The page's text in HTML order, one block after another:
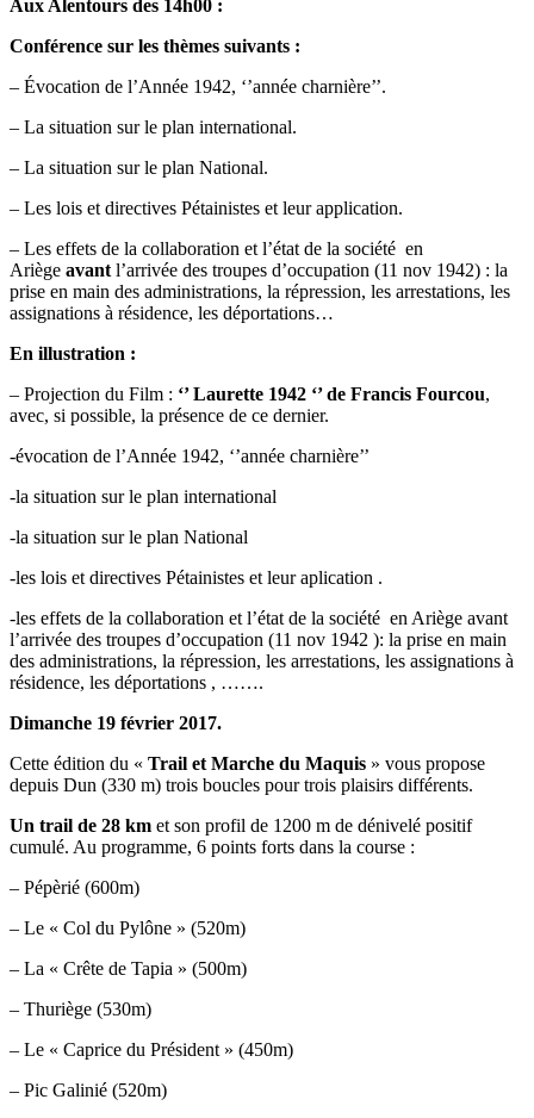
Aux Alentours des 14h00 :
Conférence sur les thèmes suivants :
– Évocation de l’Année 1942, ‘’année charnière’’.
– La situation sur le plan international.
– La situation sur le plan National.
– Les lois et directives Pétainistes et leur application.
– Les effets de la collaboration et l’état de la société en
Ariège avant l’arrivée des troupes d’occupation (11 nov 1942) : la
prise en main des administrations, la répression, les arrestations, les
assignations à résidence, les déportations…
En illustration :
– Projection du Film : ‘’ Laurette 1942 ‘’ de Francis Fourcou,
avec, si possible, la présence de ce dernier.
-évocation de l’Année 1942, ‘’année charnière’’
-la situation sur le plan international
-la situation sur le plan National
-les lois et directives Pétainistes et leur aplication .
-les effets de la collaboration et l’état de la société en Ariège avant
l’arrivée des troupes d’occupation (11 nov 1942 ): la prise en main
des administrations, la répression, les arrestations, les assignations à
résidence, les déportations , …….
Dimanche 19 février 2017.
Cette édition du « Trail et Marche du Maquis » vous propose
depuis Dun (330 m) trois boucles pour trois plaisirs différents.
Un trail de 28 km et son profil de 1200 m de dénivelé positif
cumulé. Au programme, 6 points forts dans la course :
– Pépèrié (600m)
– Le « Col du Pylône » (520m)
– La « Crête de Tapia » (500m)
– Thuriège (530m)
– Le « Caprice du Président » (450m)
– Pic Galinié (520m)